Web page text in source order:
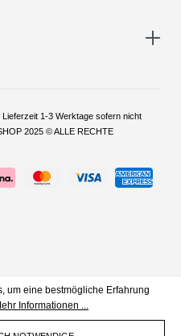
1-3 Werktage sofern nicht
2025 © ALLE RECHTE
um eine bestmögliche Erfahrung
Informationen ...